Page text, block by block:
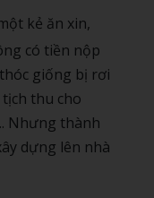
kẻ ăn xin,
có tiền nộp
giống bị rơi
thu cho
Nhưng thành
dựng lên nhà